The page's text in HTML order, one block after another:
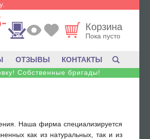
Корзина
Пока пусто
ОТЗЫВЫ КОНТАКТЫ
Собственные бригады!
Наша фирма специализируется
как из натуральных, так и из